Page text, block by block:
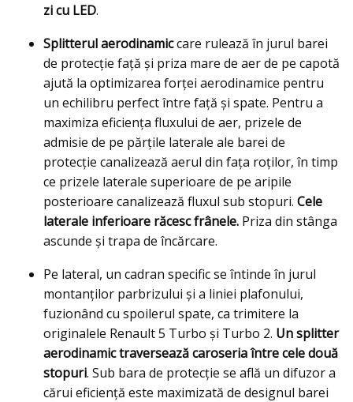
zi cu LED.
Splitterul aerodinamiccare rulează în jurul barei
de protecție față și priza mare de aer de pe capotă
ajută la optimizarea forței aerodinamice pentru
un echilibru perfect între față și spate. Pentru a
maximiza eficiența fluxului de aer, prizele de
admisie de pe părțile laterale ale barei de
protecție canalizează aerul din fața roților, în timp
ce prizele laterale superioare de pe aripile
posterioare canalizează fluxul sub stopuri. Cele
laterale inferioare răcesc frânele. Priza din stânga
ascunde și trapa de încărcare.
Pe lateral, un cadran specific se întinde în jurul
montanților parbrizului și a liniei plafonului,
fuzionând cu spoilerul spate, ca trimitere la
originalele Renault 5 Turbo și Turbo 2. Un splitter
aerodinamic traversează caroseria între cele două
stopuri. Sub bara de protecție se află un difuzor a
cărui eficiență este maximizată de designul barei